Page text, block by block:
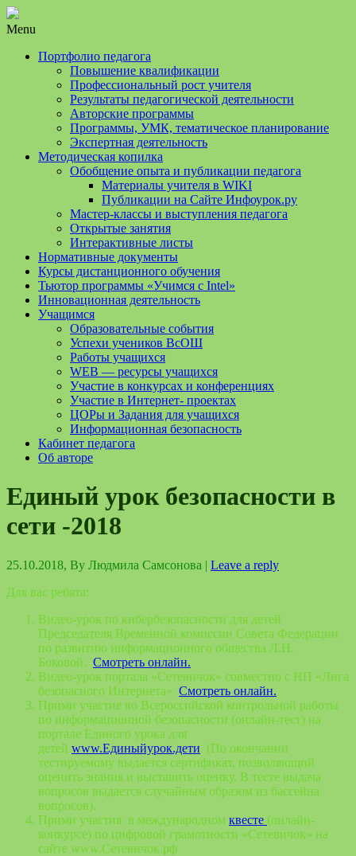
Menu
Портфолио педагога
Повышение квалификации
Профессиональный рост учителя
Результаты педагогической деятельности
Авторские программы
Программы, УМК, тематическое планирование
Экспертная деятельность
Методическая копилка
Обобщение опыта и публикации педагога
Материалы учителя в WIKI
Публикации на Сайте Инфоурок.ру
Мастер-классы и выступления педагога
Открытые занятия
Интерактивные листы
Нормативные документы
Курсы дистанционного обучения
Тьютор программы «Учимся с Intel»
Инновационная деятельность
Учащимся
Образовательные события
Успехи учеников ВсОШ
Работы учащихся
WEB — ресурсы учащихся
Участие в конкурсах и конференциях
Участие в Интернет- проектах
ЦОРы и Задания для учащихся
Информационная безопасность
Кабинет педагога
Об авторе
Единый урок безопасности в
сети -2018
25.10.2018, By Людмила Самсонова | Leave a reply
Для вас ребята:
Видео-урок по кибербезопасности для детей
Председателя Временной комиссии Совета Федерации
по развитию информационного общества Л.Н.
Боковой. Смотреть онлайн.
Видео-урок портала «Сетевичок» совместно с НП «Лига
безопасного Интернета». Смотреть онлайн.
Прими участие во Всероссийской контрольной работы
по информационной безопасности (онлайн-тест) на
портале Единого урока для
детей www.Единыйурок.дети. (По окончании
тестируемому выдается сертификат, позволяющий
оценить знания и выставить оценку. В тесте выдача
вопросов выдается случайным образом из бассейна
вопросов).
Прими участия в международном квесте (онлайн-
конкурсе) по цифровой грамотности «Сетевичок» на
сайте www.Сетевичок.рф